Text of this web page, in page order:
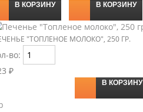
В КОРЗИНУ В КОРЗИНУ
"ТОПЛЕНОЕ МОЛОКО", 250 ГР.
во:
₽
В КОРЗИНУ